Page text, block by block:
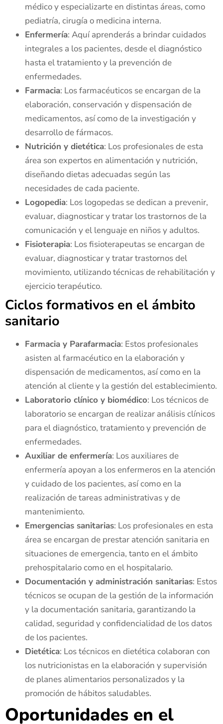
médico y especializarte en distintas áreas, como
pediatría, cirugía o medicina interna.
Enfermería: Aquí aprenderás a brindar cuidados
integrales a los pacientes, desde el diagnóstico
hasta el tratamiento y la prevención de
enfermedades.
Farmacia: Los farmacéuticos se encargan de la
elaboración, conservación y dispensación de
medicamentos, así como de la investigación y
desarrollo de fármacos.
Nutrición y dietética: Los profesionales de esta
área son expertos en alimentación y nutrición,
diseñando dietas adecuadas según las
necesidades de cada paciente.
Logopedia: Los logopedas se dedican a prevenir,
evaluar, diagnosticar y tratar los trastornos de la
comunicación y el lenguaje en niños y adultos.
Fisioterapia: Los fisioterapeutas se encargan de
evaluar, diagnosticar y tratar trastornos del
movimiento, utilizando técnicas de rehabilitación y
ejercicio terapéutico.
Ciclos formativos en el ámbito
sanitario
Farmacia y Parafarmacia: Estos profesionales
asisten al farmacéutico en la elaboración y
dispensación de medicamentos, así como en la
atención al cliente y la gestión del establecimiento.
Laboratorio clínico y biomédico: Los técnicos de
laboratorio se encargan de realizar análisis clínicos
para el diagnóstico, tratamiento y prevención de
enfermedades.
Auxiliar de enfermería: Los auxiliares de
enfermería apoyan a los enfermeros en la atención
y cuidado de los pacientes, así como en la
realización de tareas administrativas y de
mantenimiento.
Emergencias sanitarias: Los profesionales en esta
área se encargan de prestar atención sanitaria en
situaciones de emergencia, tanto en el ámbito
prehospitalario como en el hospitalario.
Documentación y administración sanitarias: Estos
técnicos se ocupan de la gestión de la información
y la documentación sanitaria, garantizando la
calidad, seguridad y confidencialidad de los datos
de los pacientes.
Dietética: Los técnicos en dietética colaboran con
los nutricionistas en la elaboración y supervisión
de planes alimentarios personalizados y la
promoción de hábitos saludables.
Oportunidades en el